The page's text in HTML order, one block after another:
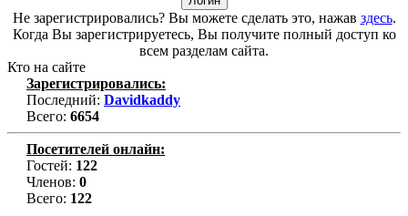
Не зарегистрировались? Вы можете сделать это, нажав здесь.
Когда Вы зарегистрируетесь, Вы получите полный доступ ко
всем разделам сайта.
Кто на сайте
Зарегистрировались:
Последний: Davidkaddy
Всего: 6654
Посетителей онлайн:
Гостей: 122
Членов: 0
Всего: 122